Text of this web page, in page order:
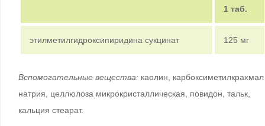
1 таб.
этилметилгидроксипиридина сукцинат 125 мг
Вспомогательные вещества: каолин, карбоксиметилкрахмал
натрия, целлюлоза микрокристаллическая, повидон, тальк,
кальция стеарат.